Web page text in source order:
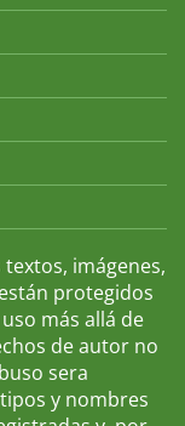
imágenes,
protegidos
más allá de
de autor no
sera
y nombres